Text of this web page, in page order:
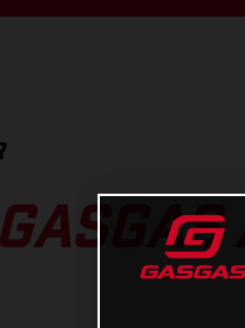
GASGAS